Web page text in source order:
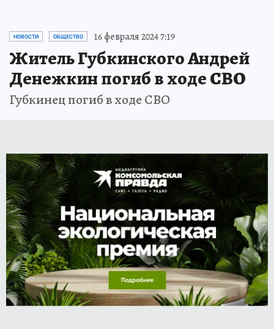
НОВОСТИ ОБЩЕСТВО 16 февраля 2024 7:19
Житель Губкинского Андрей
Денежкин погиб в ходе СВО
Губкинец погиб в ходе СВО